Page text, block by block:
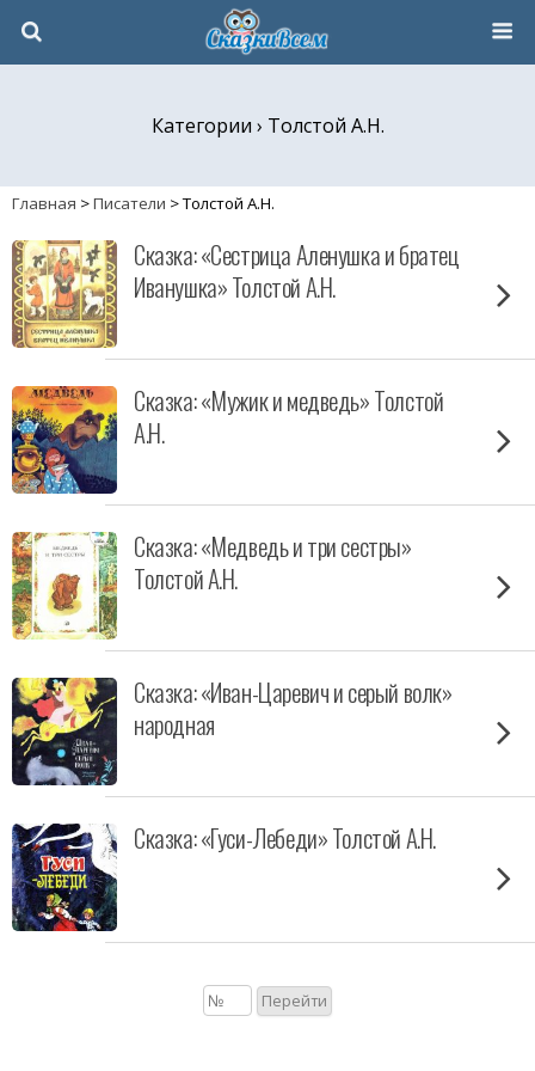
Категории › Толстой А.Н.
Главная >Писатели >Толстой А.Н.
Сказка: «Сестрица Аленушка и братец
Иванушка» Толстой А.Н.
Сказка: «Мужик и медведь» Толстой
А.Н.
Сказка: «Медведь и три сестры»
Толстой А.Н.
Сказка: «Иван-Царевич и серый волк»
народная
Сказка: «Гуси-Лебеди» Толстой А.Н.